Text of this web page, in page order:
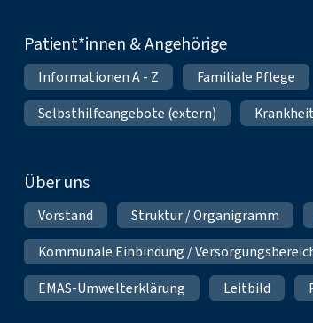
Patient*innen & Angehörige
Informationen A - Z Familiale Pflege
Selbsthilfeangebote (extern)
Über uns
Vorstand Struktur / Organigramm
Kommunale Einbindung /
EMAS-Umwelterklärung
Leitbild